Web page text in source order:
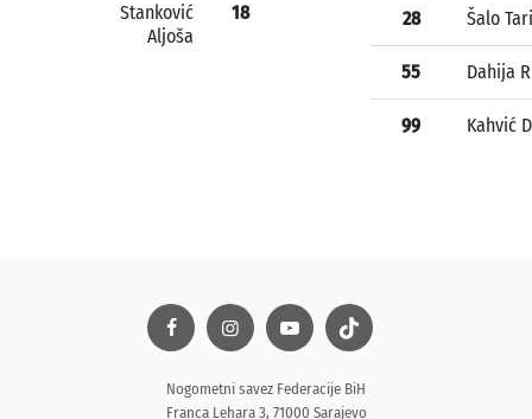
Stanković
Aljoša
18 28 Šalo
55 Dahija
99 Kahvić
Nogometni savez Federacije BiH
Franca Lehara 3, 71000 Sarajevo